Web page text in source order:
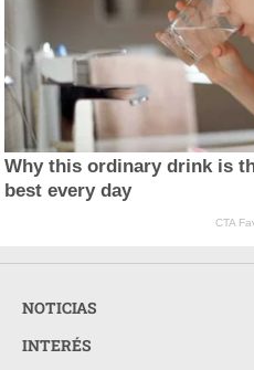
Why this ordinary drink is
best every day
CTA
NOTICIAS
INTERÉS